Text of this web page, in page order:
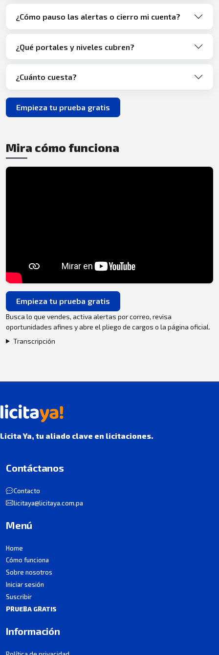
¿Cómo pauso las alertas o cierro mi cuenta?
¿Qué portales y niveles cubren?
¿Cuánto cuesta?
Empieza tu prueba gratis
Mira cómo funciona
Empieza tu prueba gratis
Busca lo que vendes, activa alertas por correo, revisa
oportunidades afines y abre el pliego de cargos o la página oficial.
Transcripción
Licita Ya, tu aliado clave en licitaciones.
Contáctanos
Contacto
licitaya@licitaya.com.pa
Menú
Home
Cómo funciona
Sobre nosotros
Iniciar sesión
Suscribir
PRUEBA GRATIS
Información